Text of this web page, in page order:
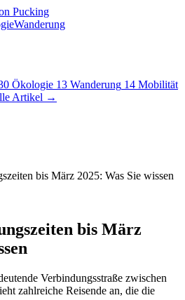
Pucking
Wanderung
Ökologie 13 Wanderung 14 Mobilität
Artikel →
bis März 2025: Was Sie wissen
bis März
Verbindungsstraße zwischen
zahlreiche Reisende an, die die